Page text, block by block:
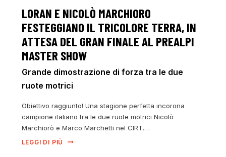
LORAN E NICOLÒ MARCHIORO
FESTEGGIANO IL TRICOLORE TERRA, IN
ATTESA DEL GRAN FINALE AL PREALPI
MASTER SHOW
Grande dimostrazione di forza tra le due
ruote motrici
Obiettivo raggiunto! Una stagione perfetta incorona
campione italiano tra le due ruote motrici Nicolò
Marchiorò e Marco Marchetti nel CIRT.…
LEGGI DI PIÙ